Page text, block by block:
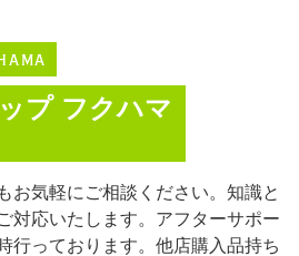
プ フクハマ
お気軽にご相談ください。知識と
対応いたします。アフターサポー
行っております。他店購入品持ち